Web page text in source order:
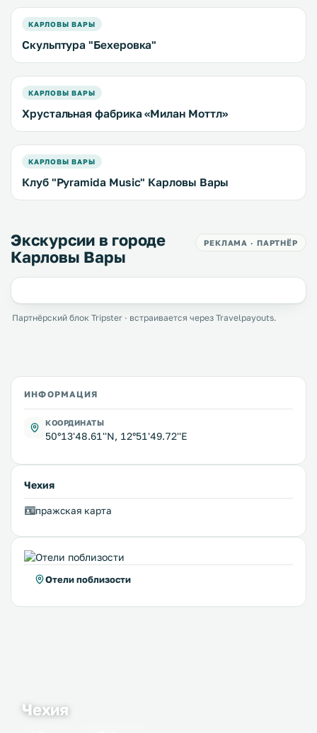
КАРЛОВЫ ВАРЫ
Скульптура "Бехеровка"
КАРЛОВЫ ВАРЫ
Хрустальная фабрика «Милан Моттл»
КАРЛОВЫ ВАРЫ
Клуб "Pyramida Music" Карловы Вары
Экскурсии в городе
Карловы Вары
РЕКЛАМА · ПАРТНЁР
Партнёрский блок Tripster · встраивается через Travelpayouts.
ИНФОРМАЦИЯ
КООРДИНАТЫ
50°13'48.61''N, 12°51'49.72''E
Чехия
пражская карта
Отели поблизости
Чехия